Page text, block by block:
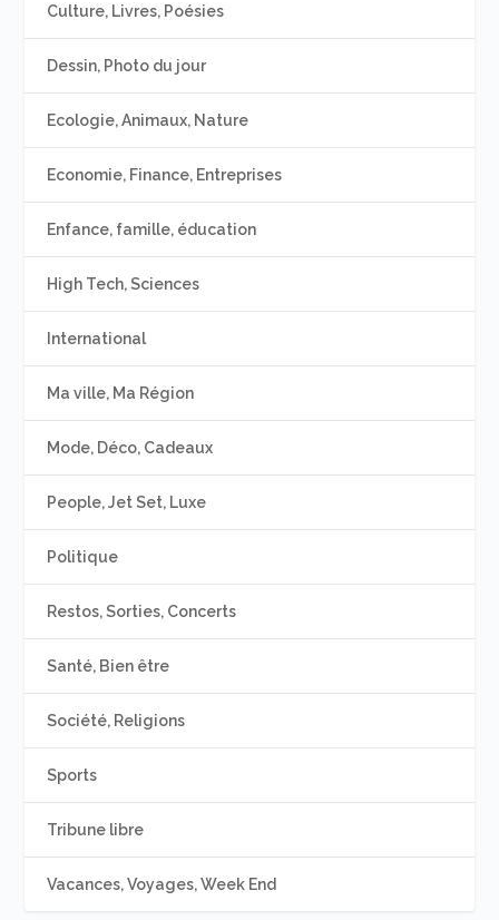
Culture, Livres, Poésies
Dessin, Photo du jour
Ecologie, Animaux, Nature
Economie, Finance, Entreprises
Enfance, famille, éducation
High Tech, Sciences
International
Ma ville, Ma Région
Mode, Déco, Cadeaux
People, Jet Set, Luxe
Politique
Restos, Sorties, Concerts
Santé, Bien être
Société, Religions
Sports
Tribune libre
Vacances, Voyages, Week End